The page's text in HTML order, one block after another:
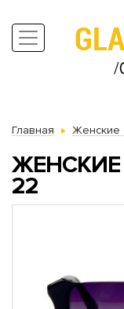
Главная Женские
ЖЕНСКИЕ
22